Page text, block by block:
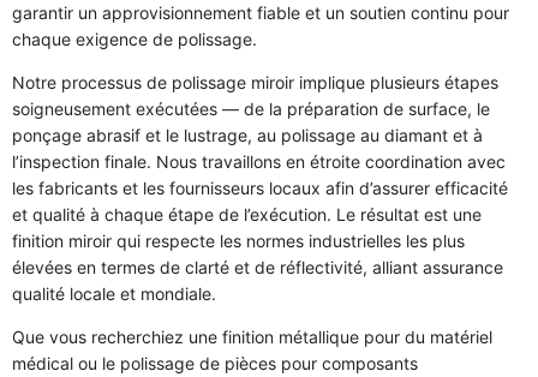
garantir un approvisionnement fiable et un soutien continu pour
chaque exigence de polissage.
Notre processus de polissage miroir implique plusieurs étapes
soigneusement exécutées — de la préparation de surface, le
ponçage abrasif et le lustrage, au polissage au diamant et à
l’inspection finale. Nous travaillons en étroite coordination avec
les fabricants et les fournisseurs locaux afin d’assurer efficacité
et qualité à chaque étape de l’exécution. Le résultat est une
finition miroir qui respecte les normes industrielles les plus
élevées en termes de clarté et de réflectivité, alliant assurance
qualité locale et mondiale.
Que vous recherchiez une finition métallique pour du matériel
médical ou le polissage de pièces pour composants